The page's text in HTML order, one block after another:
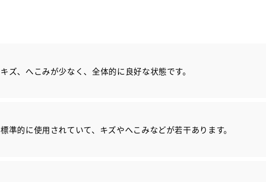
キズ、へこみが少なく、全体的に良好な状態です。
標準的に使用されていて、キズやへこみなどが若干あります。